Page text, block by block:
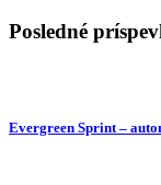
Posledné
Evergreen Sprint –